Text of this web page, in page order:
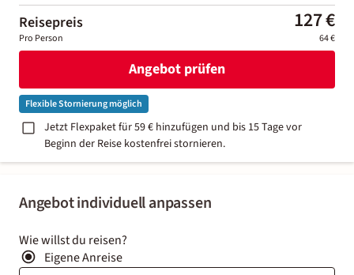
Angebot individuell anpassen
Wie willst du reisen?
Eigene Anreise
Reisepreis 127 €
Pro Person 64 €
Angebot prüfen
Flexible Stornierung möglich
Jetzt Flexpaket für 59 € hinzufügen und bis 15 Tage vor
Beginn der Reise kostenfrei stornieren.